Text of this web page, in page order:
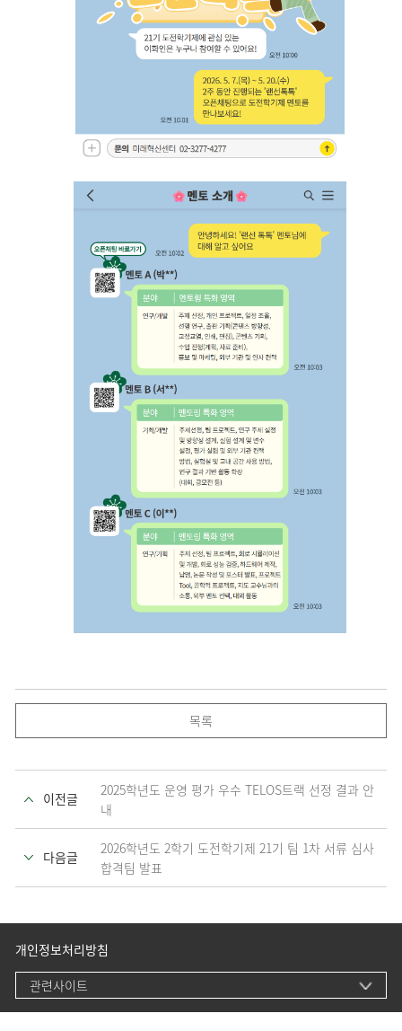
목록
이전글
2025학년도 운영 평가 우수 TELOS트랙 선정 결과 안
내
다음글
2026학년도 2학기 도전학기제 21기 팀 1차 서류 심사
합격팀 발표
개인정보처리방침
관련사이트